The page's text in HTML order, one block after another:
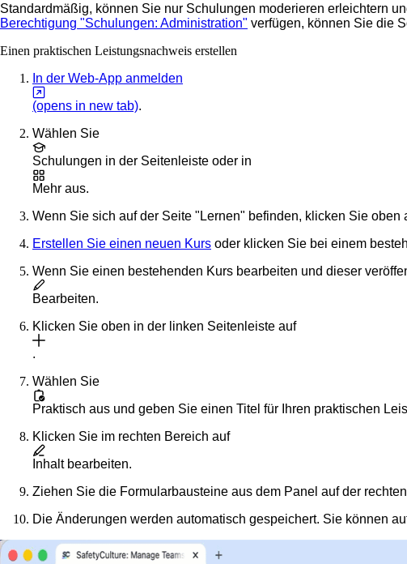
Standardmäßig, können Sie nur Schulungen moderieren erleichtern
Berechtigung "Schulungen: Administration" verfügen, können Sie die
Einen praktischen Leistungsnachweis erstellen
In der Web-App anmelden
(opens in new tab).
Wählen Sie
Schulungen in der Seitenleiste oder in
Mehr aus.
Wenn Sie sich auf der Seite "Lernen" befinden, klicken Sie oben
Erstellen Sie einen neuen Kurs oder klicken Sie bei einem
Wenn Sie einen bestehenden Kurs bearbeiten und dieser
Bearbeiten.
Klicken Sie oben in der linken Seitenleiste auf
.
Wählen Sie
Praktisch aus und geben Sie einen Titel für Ihren praktischen
Klicken Sie im rechten Bereich auf
Inhalt bearbeiten.
Ziehen Sie die Formularbausteine aus dem Panel auf der
Die Änderungen werden automatisch gespeichert. Sie können